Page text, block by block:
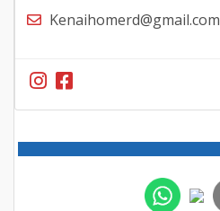
Kenaihomerd@gmail.com